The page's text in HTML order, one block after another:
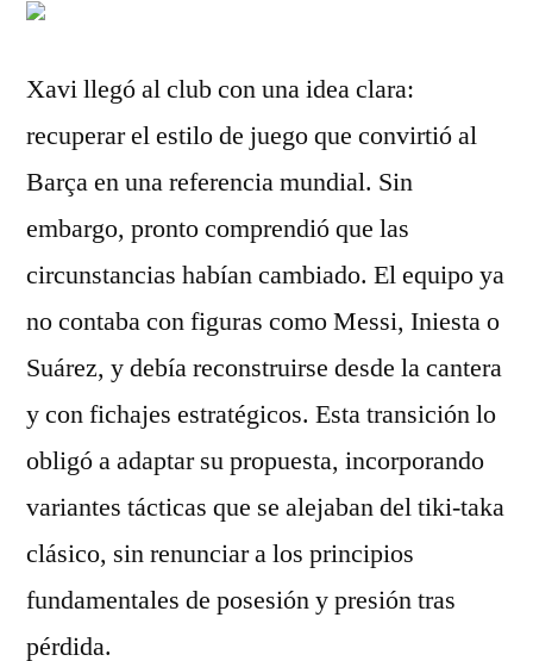
Xavi llegó al club con una idea clara:
recuperar el estilo de juego que convirtió al
Barça en una referencia mundial. Sin
embargo, pronto comprendió que las
circunstancias habían cambiado. El equipo ya
no contaba con figuras como Messi, Iniesta o
Suárez, y debía reconstruirse desde la cantera
y con fichajes estratégicos. Esta transición lo
obligó a adaptar su propuesta, incorporando
variantes tácticas que se alejaban del tiki-taka
clásico, sin renunciar a los principios
fundamentales de posesión y presión tras
pérdida.